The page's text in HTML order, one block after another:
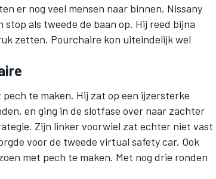
er nog veel mensen naar binnen. Nissany
als tweede de baan op. Hij reed bijna
zetten. Pourchaire kon uiteindelijk wel
te maken. Hij zat op een ijzersterke
en ging in de slotfase over naar zachter
Zijn linker voorwiel zat echter niet vast
voor de tweede virtual safety car. Ook
met pech te maken. Met nog drie ronden